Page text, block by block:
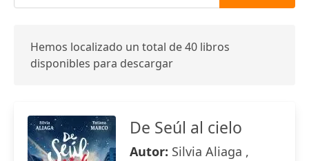
Hemos localizado un total de 40 libros
disponibles para descargar
De Seúl al cielo
Autor: Silvia Aliaga ,